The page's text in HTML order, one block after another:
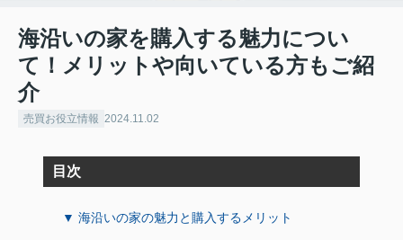
海沿いの家を購入する魅力につい
て！メリットや向いている方もご紹
介
売買お役立情報 2024.11.02
目次
▼ 海沿いの家の魅力と購入するメリット